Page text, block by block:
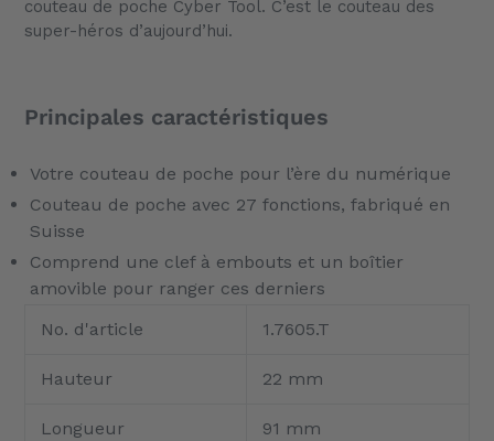
couteau de poche Cyber Tool. C’est le couteau des
super-héros d’aujourd’hui.
Principales caractéristiques
Votre couteau de poche pour l’ère du numérique
Couteau de poche avec 27 fonctions, fabriqué en
Suisse
Comprend une clef à embouts et un boîtier
amovible pour ranger ces derniers
No. d'article
1.7605.T
Hauteur 22 mm
Longueur 91 mm